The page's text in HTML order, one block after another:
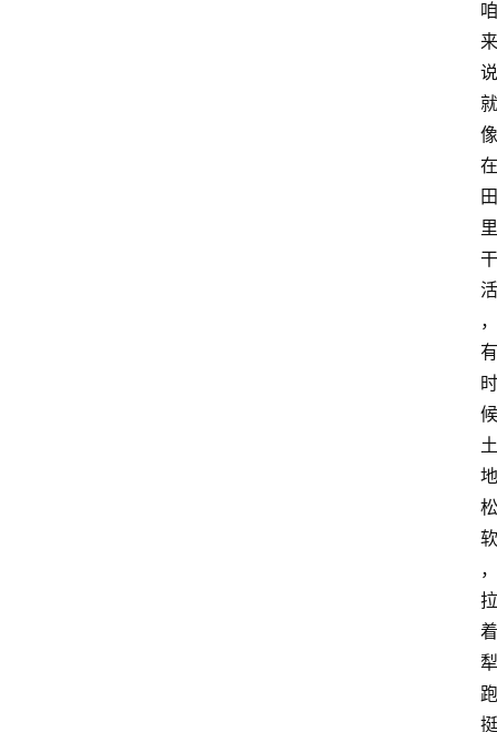
咱
来
说
就
像
在
田
里
干
活
，
有
时
候
土
地
松
软
，
拉
着
犁
跑
挺